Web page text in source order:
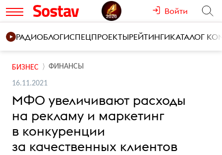
Войти
РАДИОБЛОГИСПЕЦПРОЕКТЫРЕЙТИНГИКАТАЛОГ
БИЗНЕС ФИНАНСЫ
16.11.2021
МФО увеличивают расходы
на рекламу и маркетинг
в конкуренции
за качественных клиентов